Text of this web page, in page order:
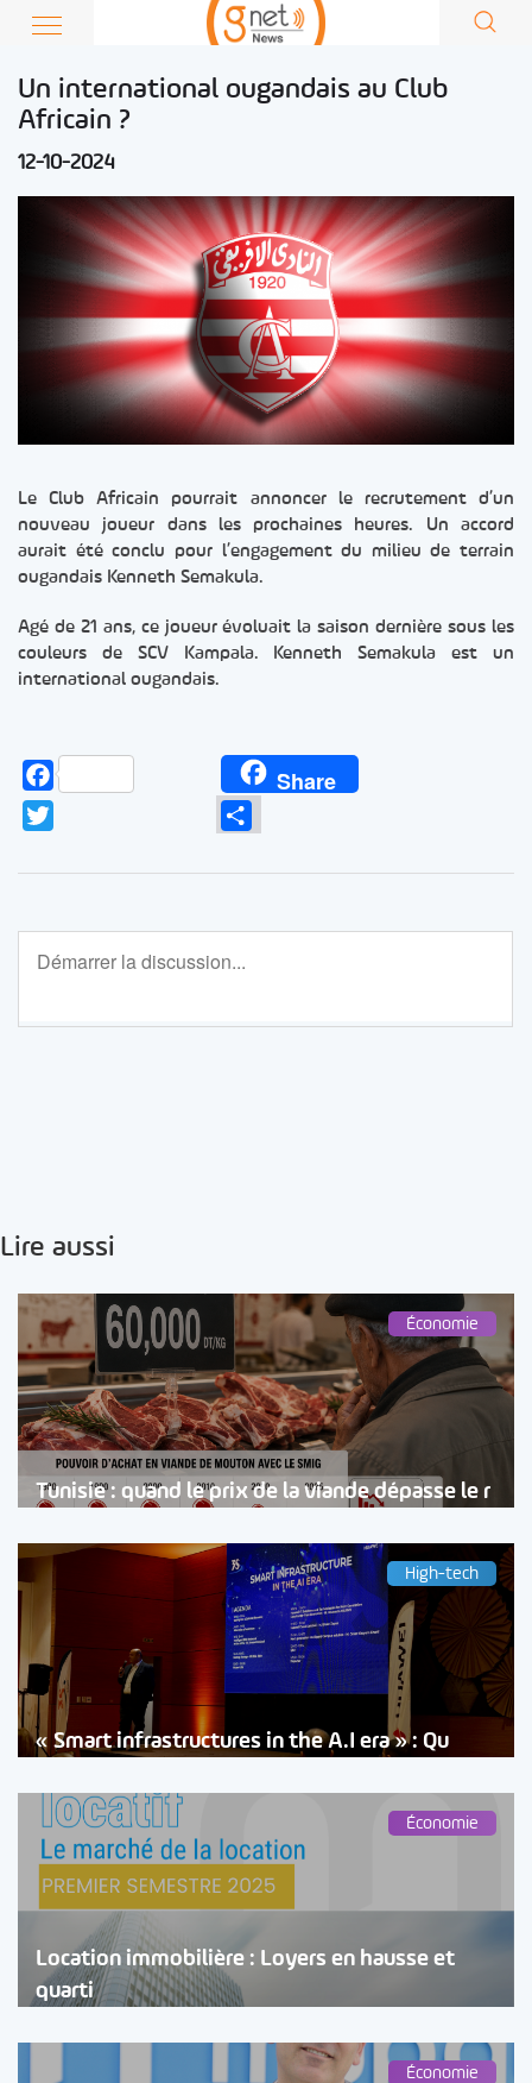
Un international ougandais au Club
Africain ?
12-10-2024
Le Club Africain pourrait annoncer le recrutement d’un
nouveau joueur dans les prochaines heures. Un accord
aurait été conclu pour l’engagement du milieu de terrain
ougandais Kenneth Semakula.
Agé de 21 ans, ce joueur évoluait la saison dernière sous les
couleurs de SCV Kampala. Kenneth Semakula est un
international ougandais.
Facebook Share
Lire aussi
Économie
Tunisie : quand le prix de la viande dépasse le r
High-tech
« Smart infrastructures in the A.I era » : Qu
Économie
Location immobilière : Loyers en hausse et
quarti
Économie